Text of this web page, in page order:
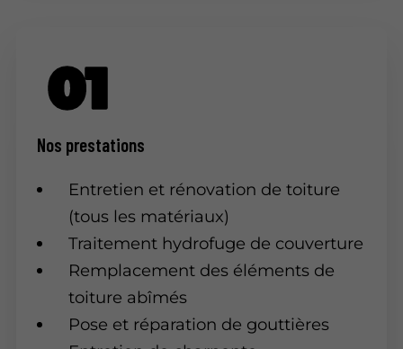
Nos prestations
Entretien et rénovation de toiture
(tous les matériaux)
Traitement hydrofuge de couverture
Remplacement des éléments de
toiture abîmés
Pose et réparation de gouttières